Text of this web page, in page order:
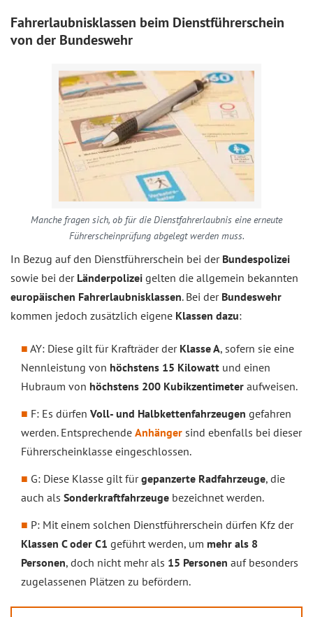
Fahrerlaubnisklassen beim Dienstführerschein
von der Bundeswehr
Manche fragen sich, ob für die Dienstfahrerlaubnis eine erneute
Führerscheinprüfung abgelegt werden muss.
In Bezug auf den Dienstführerschein bei der Bundespolizei
sowie bei der Länderpolizei gelten die allgemein bekannten
europäischen Fahrerlaubnisklassen. Bei der Bundeswehr
kommen jedoch zusätzlich eigene Klassen dazu:
AY: Diese gilt für Krafträder der Klasse A, sofern sie eine
Nennleistung von höchstens 15 Kilowatt und einen
Hubraum von höchstens 200 Kubikzentimeter aufweisen.
F: Es dürfen Voll- und Halbkettenfahrzeugen gefahren
werden. Entsprechende Anhänger sind ebenfalls bei dieser
Führerscheinklasse eingeschlossen.
G: Diese Klasse gilt fürgepanzerte Radfahrzeuge, die
auch als Sonderkraftfahrzeuge bezeichnet werden.
P: Mit einem solchen Dienstführerschein dürfen Kfz der
Klassen C oder C1 geführt werden, um mehr als 8
Personen, doch nicht mehr als 15 Personen auf besonders
zugelassenen Plätzen zu befördern.